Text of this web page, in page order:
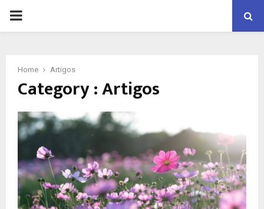
PRIMARY
Home Artigos
Category : Artigos